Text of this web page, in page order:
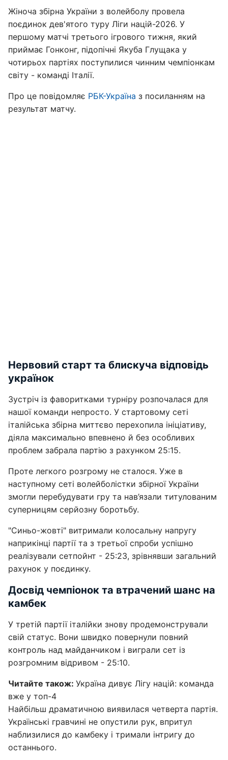
Жіноча збірна України з волейболу провела
поєдинок дев'ятого туру Ліги націй-2026. У
першому матчі третього ігрового тижня, який
приймає Гонконг, підопічні Якуба Глущака у
чотирьох партіях поступилися чинним чемпіонкам
світу - команді Італії.
Про це повідомляє РБК-Україна з посиланням на
результат матчу.
Нервовий старт та блискуча відповідь
українок
Зустріч із фаворитками турніру розпочалася для
нашої команди непросто. У стартовому сеті
італійська збірна миттєво перехопила ініціативу,
діяла максимально впевнено й без особливих
проблем забрала партію з рахунком 25:15.
Проте легкого розгрому не сталося. Уже в
наступному сеті волейболістки збірної України
змогли перебудувати гру та нав’язали титулованим
суперницям серйозну боротьбу.
"Синьо-жовті" витримали колосальну напругу
наприкінці партії та з третьої спроби успішно
реалізували сетпойнт - 25:23, зрівнявши загальний
рахунок у поєдинку.
Досвід чемпіонок та втрачений шанс на
камбек
У третій партії італійки знову продемонстрували
свій статус. Вони швидко повернули повний
контроль над майданчиком і виграли сет із
розгромним відривом - 25:10.
Читайте також: Україна дивує Лігу націй: команда
вже у топ-4
Найбільш драматичною виявилася четверта партія.
Українські гравчині не опустили рук, впритул
наблизилися до камбеку і тримали інтригу до
останнього.